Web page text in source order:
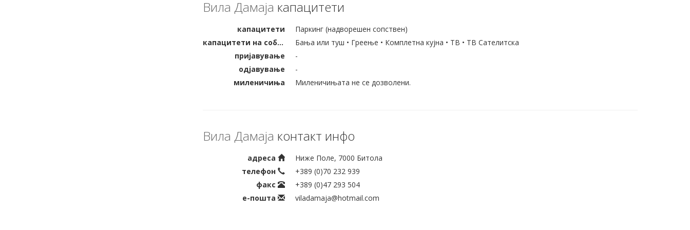
Вила Дамаја капацитети
капацитети
Паркинг (надворешен сопствен)
капацитети на собата
Бања или туш • Греење • Комплетна кујна • ТВ • ТВ Сателитска
пријавување
-
одјавување
-
миленичиња
Миленичињата не се дозволени.
Вила Дамаја контакт инфо
адреса
Ниже Поле, 7000 Битола
телефон
+389 (0)70 232 939
факс
+389 (0)47 293 504
е-пошта
viladamaja@hotmail.com